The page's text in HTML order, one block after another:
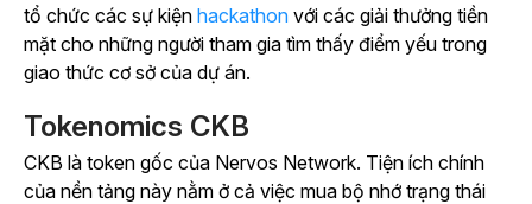
tổ chức các sự kiện hackathon với các giải thưởng tiền
mặt cho những người tham gia tìm thấy điểm yếu trong
giao thức cơ sở của dự án.
Tokenomics CKB
CKB là token gốc của Nervos Network. Tiện ích chính
của nền tảng này nằm ở cả việc mua bộ nhớ trạng thái